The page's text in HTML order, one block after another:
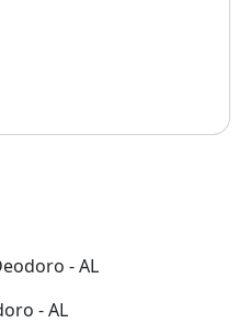
- AL
- AL